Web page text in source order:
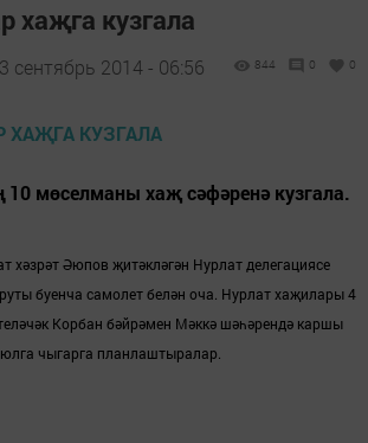
хаҗга кузгала
сентябрь 2014 - 06:56 844 0 0
10 мөселманы хаҗ сәфәренә кузгала.
хәзрәт Әюпов җитәкләгән Нурлат делегациясе
буенча самолет белән оча. Нурлат хаҗилары 4
Корбан бәйрәмен Мәккә шәһәрендә каршы
чыгарга планлаштыралар.